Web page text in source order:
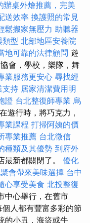
辦桌外燴推薦，完美
送效率 換護照的常見
鬆搬家無壓力 助聽器
類型 北部地區安養院
地可靠的法律顧問 遊
會，學校，樂隊，舞
業服務更安心 尋找經
支持 居家清潔費用明
證 台北整復師專業 烏
在遊行時，將巧克力，
業課程 打掃阿姨的價
專業推薦 台北徵信
種類及其優勢 到府外
最新都關閉了。 優化
會帶來美味選擇 台中
心享受美食 北投整復
中心舉行，在舊市
人都有豐富多彩的節
的小丑，海盜或牛